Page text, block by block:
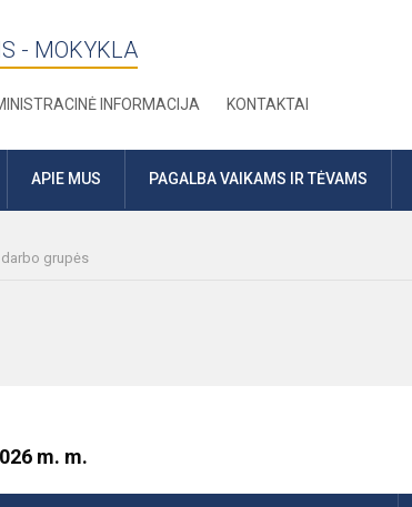
- MOKYKLA
INFORMACIJA KONTAKTAI
APIE MUS PAGALBA VAIKAMS IR TĖVAMS
grupės
m. m.